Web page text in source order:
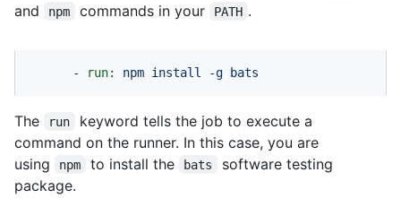
and npm commands in your PATH .
- run: npm install -g bats
The run
keyword tells the job to execute a
command on the runner. In this case, you are
using
npm to install the bats
software testing
package.